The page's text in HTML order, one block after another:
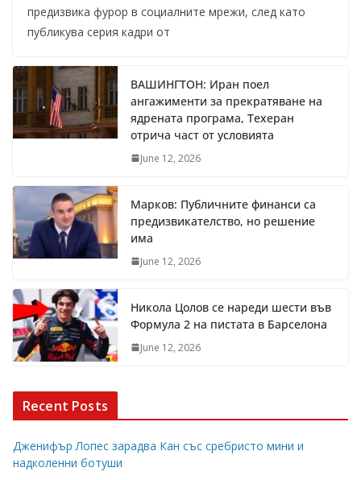
предизвика фурор в социалните мрежи, след като
публикува серия кадри от
ВАШИНГТОН: Иран поел
ангажименти за прекратяване на
ядрената програма, Техеран
отрича част от условията
June 12, 2026
Марков: Публичните финанси са
предизвикателство, но решение
има
June 12, 2026
Никола Цолов се нареди шести във
Формула 2 на пистата в Барселона
June 12, 2026
Recent Posts
Дженифър Лопес зарадва Кан със сребристо мини и
надколенни ботуши